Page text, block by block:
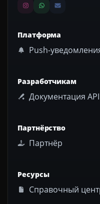
Платформа
Push-
Разработчикам
Документация API
Партнёрство
Партнёр
Ресурсы
Справочный